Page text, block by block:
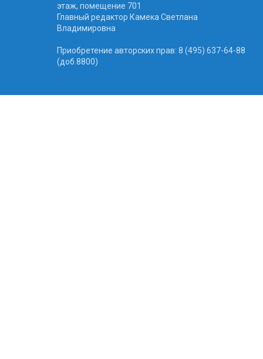
этаж, помещение 701
Главный редактор Камека Светлана
Владимировна
Приобретение авторских прав: 8 (495) 637-64-88
(доб.8800)